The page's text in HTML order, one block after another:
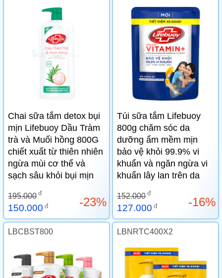
Chai sữa tắm detox bụi
mịn Lifebuoy Dầu Tràm
trà và Muối hồng 800G
chiết xuất từ thiên nhiên
ngừa mùi cơ thể và
sạch sâu khỏi bụi mịn
195.000 đ
150.000 đ -23%
Túi sữa tắm Lifebuoy
800g chăm sóc da
dưỡng ẩm mềm mịn
bảo vệ khỏi 99.9% vi
khuẩn và ngăn ngừa vi
khuẩn lây lan trên da
152.000 đ
127.000 đ -16%
LBCBST800 LBNRTC400X2